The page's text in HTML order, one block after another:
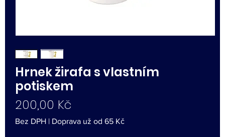
Hrnek žirafa s vlastním
potiskem
200,00 Kč
Bez DPH | Doprava už od 65 Kč